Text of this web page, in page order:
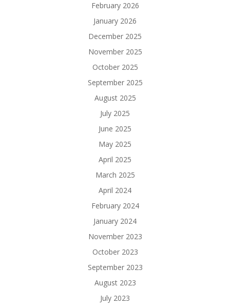
February 2026
January 2026
December 2025
November 2025
October 2025
September 2025
August 2025
July 2025
June 2025
May 2025
April 2025
March 2025
April 2024
February 2024
January 2024
November 2023
October 2023
September 2023
August 2023
July 2023